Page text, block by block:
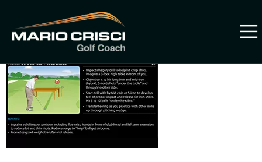
PREVENIR
LESIONES
Coaching y Refuerzo